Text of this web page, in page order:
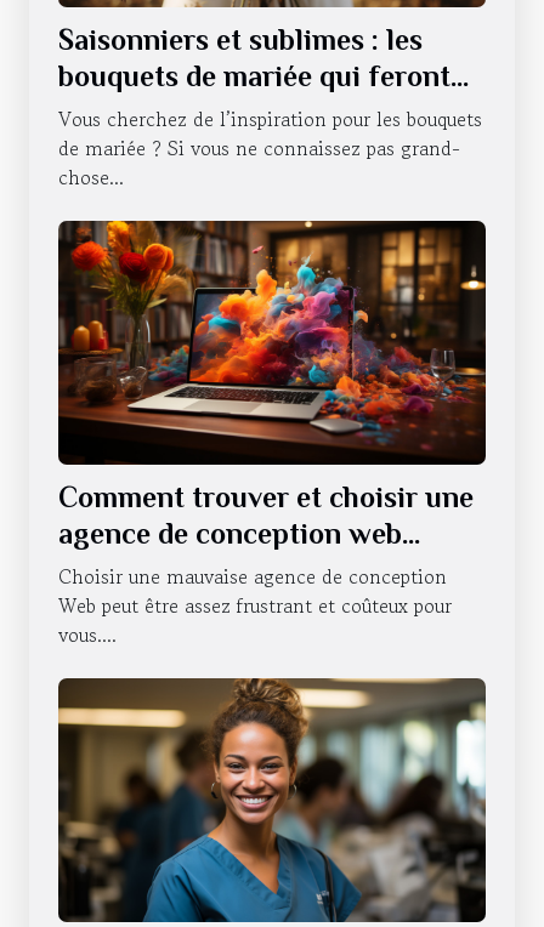
Saisonniers et sublimes : les
bouquets de mariée qui feront
battre votre cœur tout au long
de l'année
Vous cherchez de l’inspiration pour les bouquets
de mariée ? Si vous ne connaissez pas grand-
chose...
Comment trouver et choisir une
agence de conception web
professionnelle ?
Choisir une mauvaise agence de conception
Web peut être assez frustrant et coûteux pour
vous....